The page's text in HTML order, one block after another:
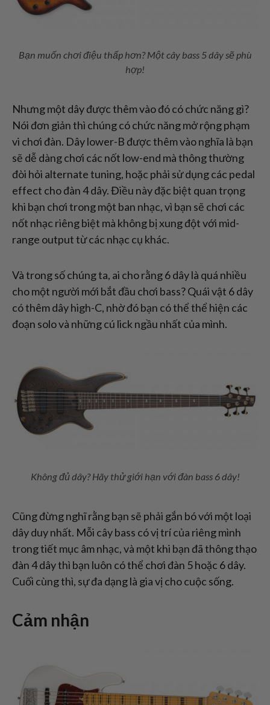
Bạn muốn chơi điệu thấp hơn? Một cây bass 5 dây sẽ phù
hợp!
Nhưng một dây được thêm vào đó có chức năng gì?
Nói đơn giản thì chúng có chức năng mở rộng phạm
vi chơi đàn. Dây lower-B được thêm vào nghĩa là bạn
sẽ dễ dàng chơi các nốt low-end mà thông thường
đòi hỏi alternate tuning, hoặc phải sử dụng các pedal
effect cho đàn 4 dây. Điều này đặc biệt quan trọng
khi bạn chơi trong một ban nhạc, vì bạn sẽ chơi các
nốt nhạc riêng biệt mà không bị xung đột với mid-
range output từ các nhạc cụ khác.
Và trong số chúng ta, ai cho rằng 6 dây là quá nhiều
cho một người mới bắt đầu chơi bass? Quái vật 6 dây
có thêm dây high-C, nhờ đó bạn có thể thể hiện các
đoạn solo và những cú lick ngầu nhất của mình.
Không đủ dây? Hãy thử giới hạn với đàn bass 6 dây!
Cũng đừng nghĩ rằng bạn sẽ phải gắn bó với một loại
dây duy nhất. Mỗi cây bass có vị trí của riêng mình
trong tiết mục âm nhạc, và một khi bạn đã thông thạo
đàn 4 dây thì bạn luôn có thể chơi đàn 5 hoặc 6 dây.
Cuối cùng thì, sự đa dạng là gia vị cho cuộc sống.
Cảm nhận